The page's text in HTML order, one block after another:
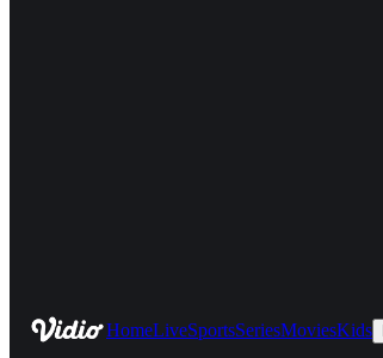
HomeLiveSportsSeriesMoviesKids